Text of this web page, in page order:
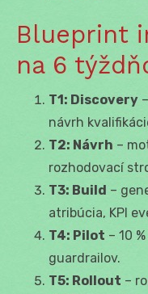
Blueprint
na 6
T1: Discovery
návrh
T2: Návrh –
rozhodovací
T3: Build –
atribúcia, KPI
T4: Pilot – 10
guardrailov.
T5: Rollout –